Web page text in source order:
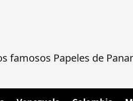
famosos Papeles de